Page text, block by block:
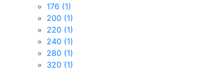
176 (1)
200 (1)
220 (1)
240 (1)
280 (1)
320 (1)